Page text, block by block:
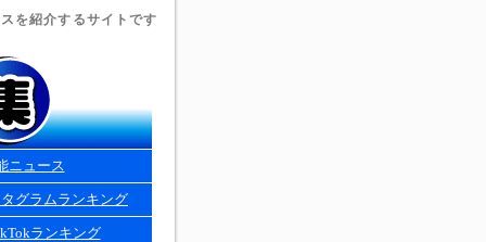
を紹介するサイトです
ニュース
グラムランキング
ランキング